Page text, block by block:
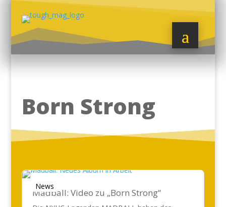
Born Strong
News
Madball: Video zu „Born Strong“